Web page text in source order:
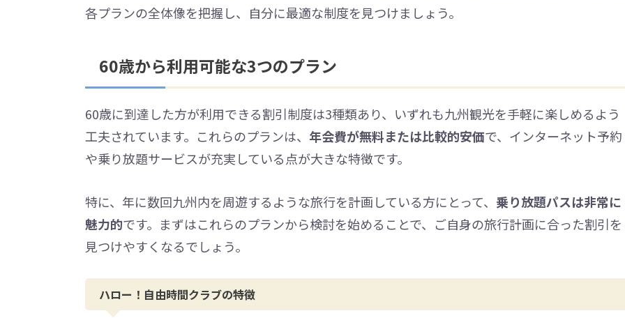
各プランの全体像を把握し、自分に最適な制度を見つけましょう。
60歳から利用可能な3つのプラン
60歳に到達した方が利用できる割引制度は3種類あり、いずれも九州観光を手軽に楽しめるよう
工夫されています。これらのプランは、 年会費が無料または比較的安価で、インターネット予約
や乗り放題サービスが充実している点が大きな特徴です。
特に、年に数回九州内を周遊するような旅行を計画している方にとって、 乗り放題パスは非常に
魅力的です。まずはこれらのプランから検討を始めることで、ご自身の旅行計画に合った割引を
見つけやすくなるでしょう。
ハロー！自由時間クラブの特徴